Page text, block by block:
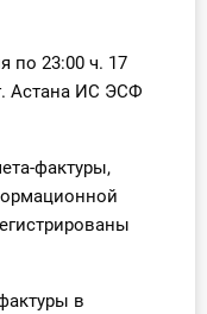
по 23:00 ч. 17
Астана ИС ЭСФ
фактуры,
в